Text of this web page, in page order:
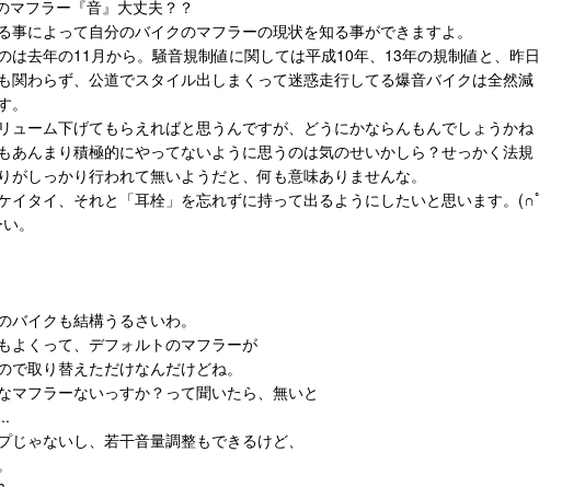
フラー『音』大丈夫？？
事によって自分のバイクのマフラーの現状を知る事ができますよ。
は去年の11月から。騒音規制値に関しては平成10年、13年の規制値と、昨日
関わらず、公道でスタイル出しまくって迷惑走行してる爆音バイクは全然減
ューム下げてもらえればと思うんですが、どうにかならんもんでしょうかね
あんまり積極的にやってないように思うのは気のせいかしら？せっかく法規
がしっかり行われて無いようだと、何も意味ありませんな。
イタイ、それと「耳栓」を忘れずに持って出るようにしたいと思います。(∩ﾟ
。
バイクも結構うるさいわ。
よくって、デフォルトのマフラーが
で取り替えただけなんだけどね。
マフラーないっすか？って聞いたら、無いと
じゃないし、若干音量調整もできるけど、